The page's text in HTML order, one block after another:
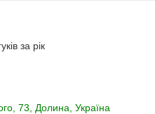
за рік
73, Долина, Україна